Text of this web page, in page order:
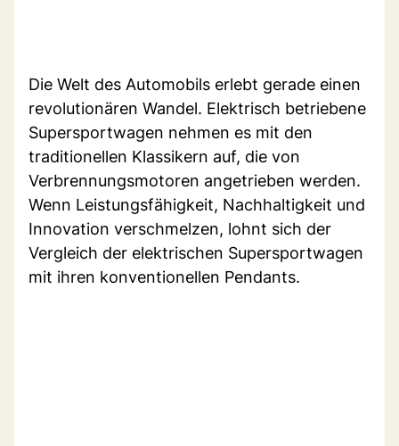
Die Welt des Automobils erlebt gerade einen
revolutionären Wandel. Elektrisch betriebene
Supersportwagen nehmen es mit den
traditionellen Klassikern auf, die von
Verbrennungsmotoren angetrieben werden.
Wenn Leistungsfähigkeit, Nachhaltigkeit und
Innovation verschmelzen, lohnt sich der
Vergleich der elektrischen Supersportwagen
mit ihren konventionellen Pendants.